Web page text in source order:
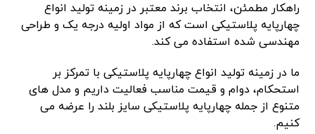
راهکار مطمئن، انتخاب برند معتبر در زمینه تولید انواع
چهارپایه پلاستیکی است که از مواد اولیه درجه یک و طراحی
مهندسی شده استفاده می ‌کند.
ما در زمینه تولید انواع چهارپایه پلاستیکی با تمرکز بر
استحکام، دوام و قیمت مناسب فعالیت داریم و مدل ‌های
متنوع از جمله چهارپایه پلاستیکی سایز بلند را عرضه می‌
کنیم.